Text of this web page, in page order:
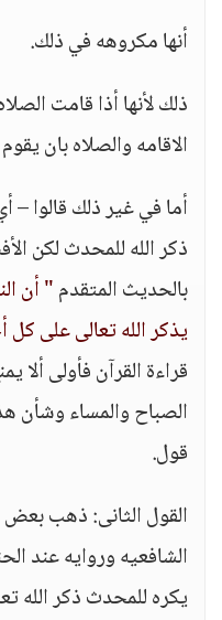
أنها مكروهه في ذلك.
ذلك لأنها أذا قامت
الاقامه والصلاه بان
أما في غير ذلك قالوا –
ذكر الله للمحدث لكن
بالحديث المتقدم" أن
يذكر الله تعالى على كل
قراءة القرآن فأولى ألا
الصباح والمساء وشأن
قول.
القول الثانى: ذهب بعض
الشافعيه وروايه عند
يكره للمحدث ذكر الله